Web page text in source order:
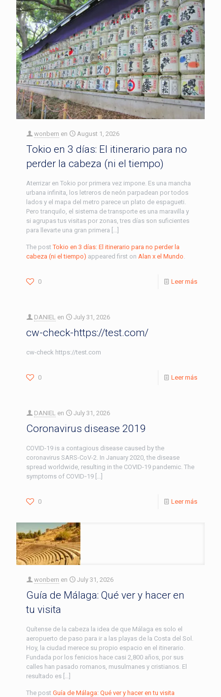
wonbern en August 1, 2026
Tokio en 3 días: El itinerario para no
perder la cabeza (ni el tiempo)
Aterrizar en Tokio por primera vez impone. Es una mancha
urbana infinita, los letreros de neón parpadean por todos
lados y el mapa del metro parece un plato de espagueti.
Pero tranquilo, el sistema de transporte es una maravilla y
si agrupas tus visitas por zonas, tres días son suficientes
para llevarte una gran primera […]
The postTokio en 3 días: El itinerario para no perder la
cabeza (ni el tiempo) appeared first on Alan x el Mundo
0 Leer más
DANIEL en July 31, 2026
cw-check-https://test.com/
cw-check https://test.com
0 Leer más
DANIEL en July 31, 2026
Coronavirus disease 2019
COVID-19 is a contagious disease caused by the
coronavirus SARS-CoV-2. In January 2020, the disease
spread worldwide, resulting in the COVID-19 pandemic. The
symptoms of COVID‑19
0 Leer más
wonbern en July 31, 2026
Guía de Málaga: Qué ver y hacer en
tu visita
Quítense de la cabeza la idea de que Málaga es solo el
aeropuerto de paso para ir a las playas de la Costa del Sol.
Hoy, la ciudad merece su propio espacio en el itinerario.
Fundada por los fenicios hace casi 2,800 años, por sus
calles han pasado romanos, musulmanes y cristianos. El
resultado es […]
The post Guía de Málaga: Qué ver y hacer en tu visita